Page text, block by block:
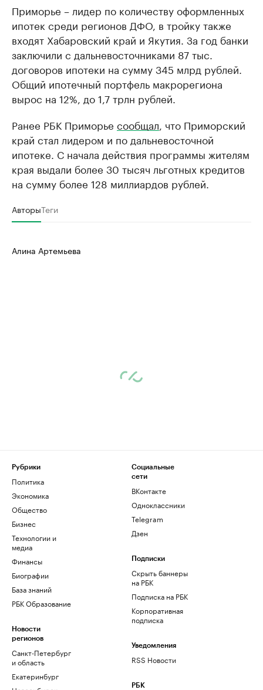
Приморье – лидер по количеству оформленных
ипотек среди регионов ДФО, в тройку также
входят Хабаровский край и Якутия. За год банки
заключили с дальневосточниками 87 тыс.
договоров ипотеки на сумму 345 млрд рублей.
Общий ипотечный портфель макрорегиона
вырос на 12%, до 1,7 трлн рублей.
Ранее РБК Приморье сообщал , что Приморский
край стал лидером и по дальневосточной
ипотеке. С начала действия программы жителям
края выдали более 30 тысяч льготных кредитов
на сумму более 128 миллиардов рублей.
АвторыТеги
Алина Артемьева
Рубрики
Политика
Экономика
Общество
Бизнес
Технологии и
медиа
Финансы
Биографии
База знаний
РБК Образование
Новости
регионов
Санкт-Петербург
и область
Екатеринбург
Социальные
сети
ВКонтакте
Одноклассники
Telegram
Дзен
Подписки
Скрыть баннеры
на РБК
Подписка на РБК
Корпоративная
подписка
Уведомления
RSS Новости
РБК